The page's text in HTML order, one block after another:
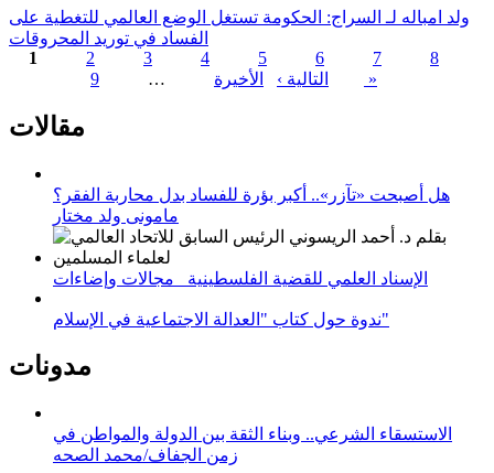
ولد امباله لـ السراج: الحكومة تستغل الوضع العالمي للتغطية على
الفساد في توريد المحروقات
الصفحات
1 2 3 4 5 6 7
8
9
… التالية › الأخيرة »
مقالات
هل أصبحت «تآزر».. أكبر بؤرة للفساد بدل محاربة الفقر؟
مامونى ولد مختار
الإسناد العلمي للقضية الفلسطينية_ مجالات وإضاءات
ندوة حول كتاب "العدالة الاجتماعية في الإسلام"
مدونات
الاستسقاء الشرعي.. وبناء الثقة بين الدولة والمواطن في
زمن الجفاف/محمد الصحه